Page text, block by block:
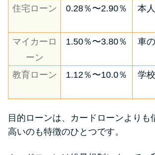
住宅ローン 0.28％〜2.90％
本
マイカーロ
ーン
1.50％〜3.80％
車
教育ローン
1.12％〜10.0％
学
目的ローンは、カードローンよりも
高いのも特徴のひとつです。